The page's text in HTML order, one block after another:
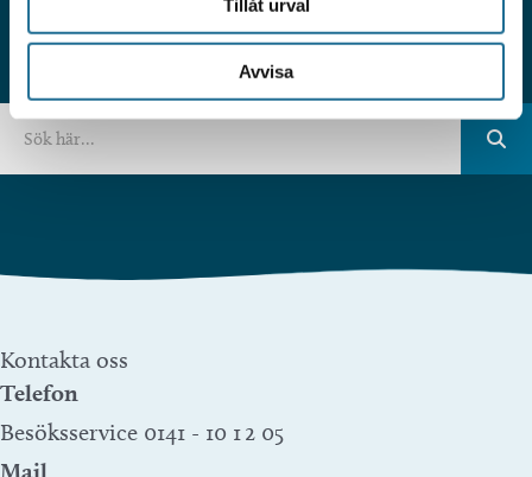
Tillåt urval
Avvisa
HITTAR DU INTE VAD DU SÖKER?
Kontakta oss
Telefon
Besöksservice 0141 - 10 1 2 05
Mail